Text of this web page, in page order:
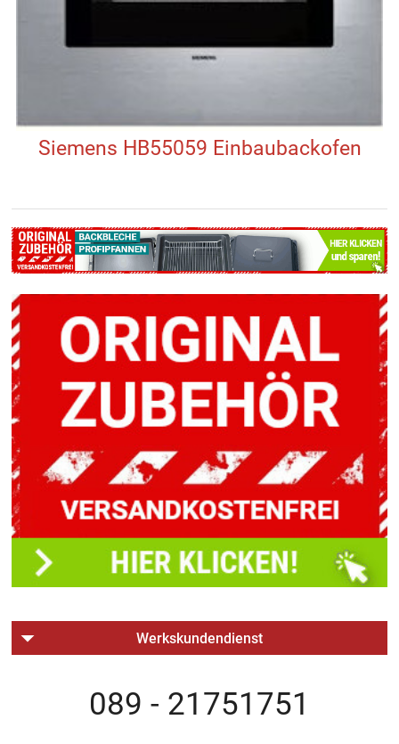
Siemens HB55059 Einbaubackofen
Werkskundendienst
089 - 21751751